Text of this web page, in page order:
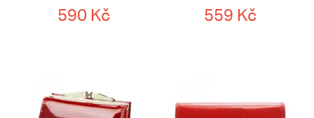
590 Kč 559 Kč